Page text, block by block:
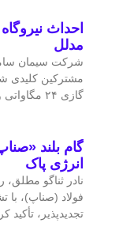
مدلل
شرکت سیمان
مشترکین کلیدی
گازی ۲۴ مگاواتی و تولید میانگین ۱۸ مگاوات برق، گامی
گام بلند
انرژی پاک
نادر ثناگو
فولاد (صناپ)، با
تجدیدپذیر،